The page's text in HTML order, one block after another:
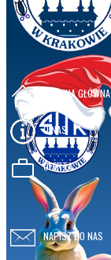
STRONA GŁÓWNA
O NAS
OFERTA
NAPISZ DO NAS